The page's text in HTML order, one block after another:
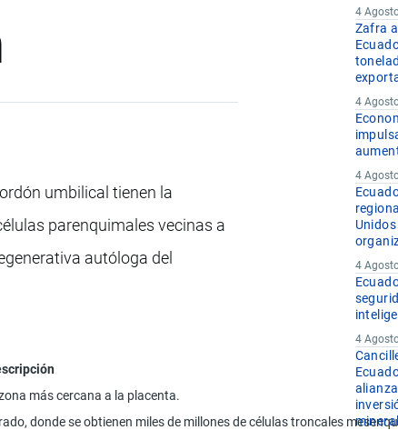
umbilical tienen la
parenquimales vecinas a
autóloga del
más cercana a la placenta.
donde se obtienen miles de millones de células troncales
4
Zafra
4
4
4
4